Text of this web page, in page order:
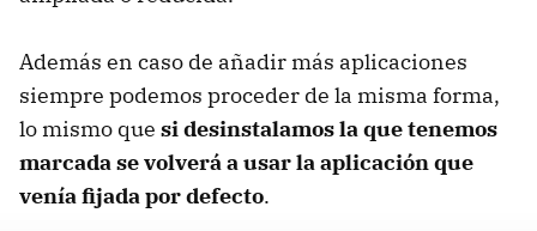
Además en caso de añadir más aplicaciones
siempre podemos proceder de la misma forma,
lo mismo que si desinstalamos la que tenemos
marcada se volverá a usar la aplicación que
venía fijada por defecto.